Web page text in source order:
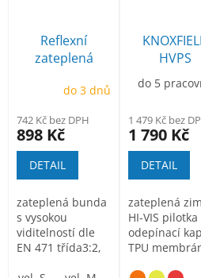
Reflexní
zateplená
oranžová RT32
do 3 dnů
742 Kč bez DPH
898 Kč
DETAIL
zateplená bunda
s vysokou
viditelností dle
EN 471 třída3:2,
HVPS
WINT.pilot
do 5
1 479 Kč bez
1 790 Kč
DETAIL
zateplená
HI-VIS pilotka
odepínací
TPU